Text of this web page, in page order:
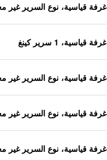
غرفة قياسية، نوع السرير غير
غرفة قياسية، 1 سرير كينغ
غرفة قياسية، نوع السرير غير
غرفة قياسية، نوع السرير غير
غرفة قياسية، نوع السرير غير